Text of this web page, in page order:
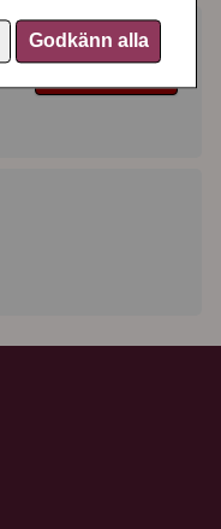
Godkänn alla
Bevaka